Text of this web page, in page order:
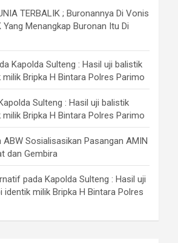
TERBALIK ; Buronannya Di Vonis
Yang Menangkap Buronan Itu Di
Kapolda Sulteng : Hasil uji balistik
Bripka H Bintara Polres Parimo
Kapolda Sulteng : Hasil uji balistik
Bripka H Bintara Polres Parimo
ABW Sosialisasikan Pasangan AMIN
dan Gembira
pada Kapolda Sulteng : Hasil uji
identik milik Bripka H Bintara Polres